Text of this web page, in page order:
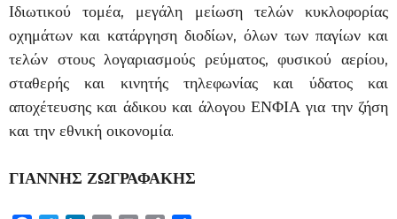
Ιδιωτικού τομέα, μεγάλη μείωση τελών κυκλοφορίας
οχημάτων και κατάργηση διοδίων, όλων των παγίων και
τελών στους λογαριασμούς ρεύματος, φυσικού αερίου,
σταθερής και κινητής τηλεφωνίας και ύδατος και
αποχέτευσης και άδικου και άλογου ΕΝΦΙΑ για την ζήση
και την εθνική οικονομία.
ΓΙΑΝΝΗΣ ΖΩΓΡΑΦΑΚΗΣ